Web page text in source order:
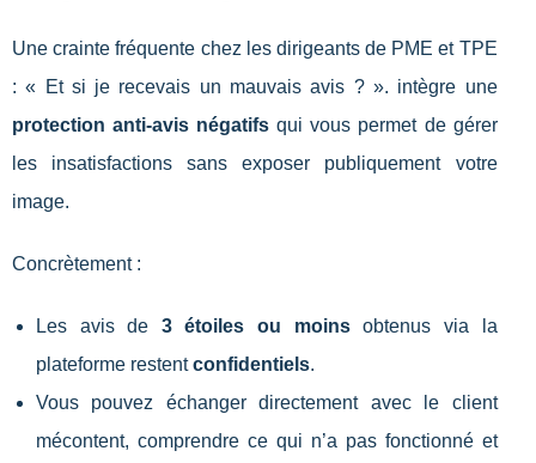
Une crainte fréquente chez les dirigeants de PME et TPE
: « Et si je recevais un mauvais avis ? ». intègre une
protection anti-avis négatifs qui vous permet de gérer
les insatisfactions sans exposer publiquement votre
image.
Concrètement :
Les avis de 3 étoiles ou moinsobtenus via la
plateforme restentconfidentiels.
Vous pouvez échanger directement avec le client
mécontent, comprendre ce qui n’a pas fonctionné et